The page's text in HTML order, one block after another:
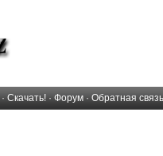
· Скачать! · Форум · Обратная связь